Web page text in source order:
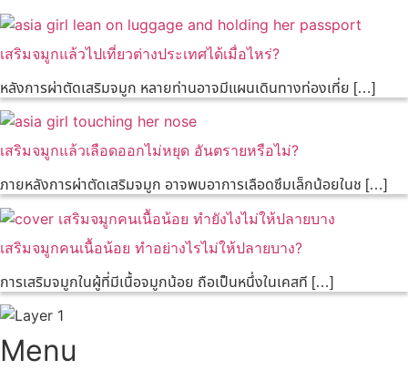
เสริมจมูกแล้วไปเที่ยวต่างประเทศได้เมื่อไหร่?
หลังการผ่าตัดเสริมจมูก หลายท่านอาจมีแผนเดินทางท่องเที่ย […]
เสริมจมูกแล้วเลือดออกไม่หยุด อันตรายหรือไม่?
ภายหลังการผ่าตัดเสริมจมูก อาจพบอาการเลือดซึมเล็กน้อยในช […]
เสริมจมูกคนเนื้อน้อย ทำอย่างไรไม่ให้ปลายบาง?
การเสริมจมูกในผู้ที่มีเนื้อจมูกน้อย ถือเป็นหนึ่งในเคสที […]
Menu